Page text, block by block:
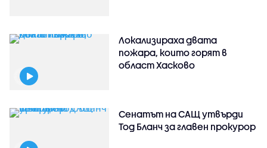
Локализираха двата
пожара, които горят в
област Хасково
Сенатът на САЩ утвърди
Тод Бланч за главен прокурор